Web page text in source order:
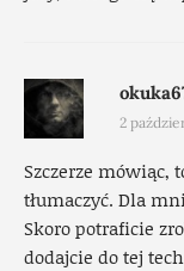
2
Szczerze mówiąc,
tłumaczyć. Dla
Skoro potraficie
dodajcie do tej